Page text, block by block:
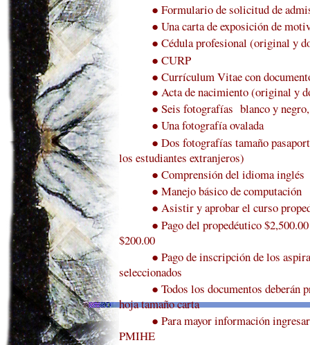
●Formulario de solicitud de
●Una carta de exposición de
●Cédula profesional (original y
●CURP
●Currículum Vitae con
●Acta de nacimiento (original y
●Seis fotografías blanco y
●Una fotografía ovalada
●Dos fotografías tamaño
los estudiantes extranjeros)
●Comprensión del idioma inglés
●Manejo básico de computación
●Asistir y aprobar el curso
●Pago del propedéutico
$200.00
●Pago de inscripción de los
seleccionados
●Todos los documentos deberán
hoja tamaño carta
●Para mayor información
PMIHE